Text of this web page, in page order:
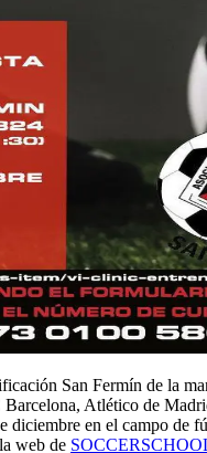
San Fermín de la
Atlético de
diciembre en el campo
web de